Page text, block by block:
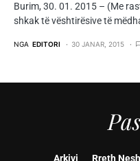
Burim, 30. 01. 2015 – (Me
shkak të vështirësive të
NGA EDITORI 30 JANAR, 2015
Arkivi Rreth Nesh